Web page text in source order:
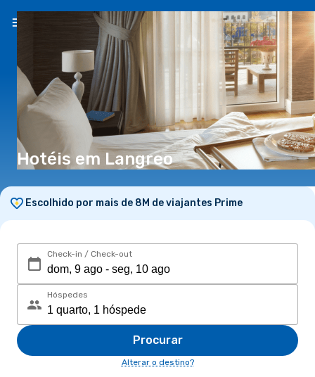
PT(€)
Hotéis em Langreo
Escolhido por mais de 8M de viajantes Prime
Check-in / Check-out
Hóspedes
Procurar
Alterar o destino?